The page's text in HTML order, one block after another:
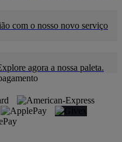
com o nosso novo serviço
agora a nossa paleta.